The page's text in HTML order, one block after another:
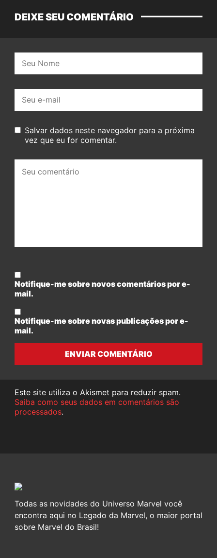
DEIXE SEU COMENTÁRIO
mail:
Salvar dados neste navegador para a próxima
vez que eu for comentar.
comentário:
Notifique-me sobre novos comentários por e-
mail.
Notifique-me sobre novas publicações por e-
mail.
ENVIAR COMENTÁRIO
Este site utiliza o Akismet para reduzir spam.
Saiba como seus dados em comentários são
processados.
Todas as novidades do Universo Marvel você
encontra aqui no Legado da Marvel, o maior portal
sobre Marvel do Brasil!